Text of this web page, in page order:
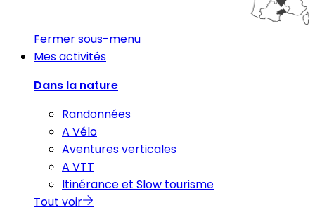
Fermer sous-menu
Mes activités
Dans la nature
Randonnées
A Vélo
Aventures verticales
A VTT
Itinérance et Slow tourisme
Tout voir